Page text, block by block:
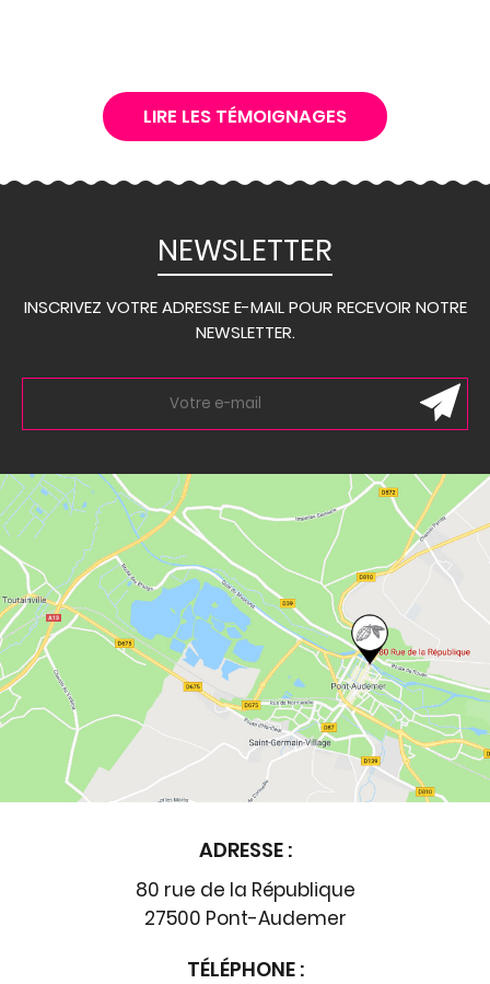
LIRE LES TÉMOIGNAGES
NEWSLETTER
INSCRIVEZ VOTRE ADRESSE E-MAIL POUR RECEVOIR NOTRE
NEWSLETTER.
ADRESSE :
80 rue de la République
27500 Pont-Audemer
TÉLÉPHONE :